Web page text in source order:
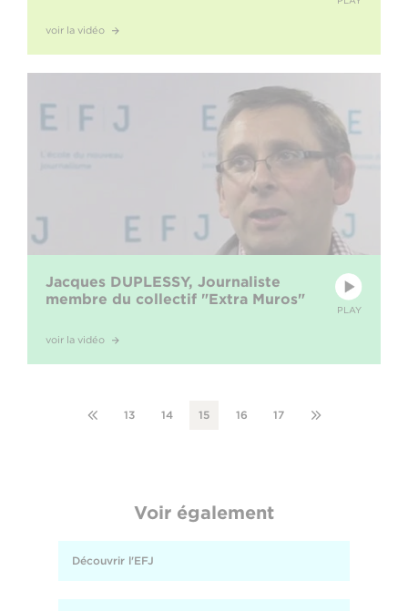
voir la vidéo
PLAY
Jacques DUPLESSY, Journaliste
membre du collectif "Extra Muros"
voir la vidéo
13 14 15 16 17
Voir également
Découvrir l'EFJ